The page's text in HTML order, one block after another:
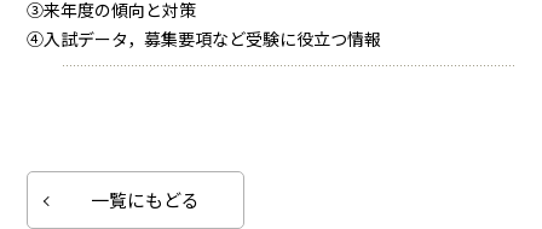
③来年度の傾向と対策
④入試データ，募集要項など受験に役立つ情報
一覧にもどる